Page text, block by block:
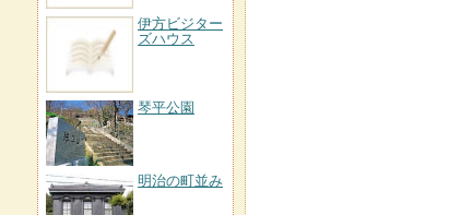
伊方ビジター
ズハウス
琴平公園
明治の町並み